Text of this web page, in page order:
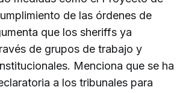
de las órdenes de
que los sheriffs ya
de grupos de trabajo y
Menciona que se ha
a los tribunales para